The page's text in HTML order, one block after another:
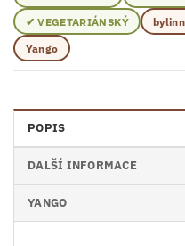
✔ VEGETARIÁNSKÝ
Yango
POPIS
DALŠÍ INFORMACE
YANGO